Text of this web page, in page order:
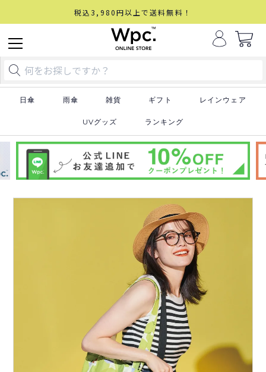
税込3,980円以上で送料無料！
日傘 雨傘 雑貨 ギフト レインウェア
UVグッズ ランキング